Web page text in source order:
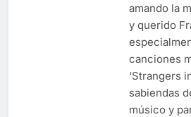
amando la
y querido
canciones
‘Strangers
sabiendas
músico y